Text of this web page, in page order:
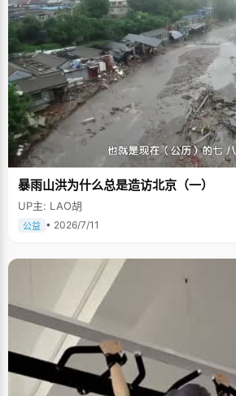
暴雨山洪为什么总是造访北京（一）
UP主: LAO胡
公益 • 2026/7/11